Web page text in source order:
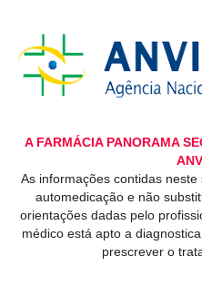
A FARMÁCIA PANORAMA
As informações contidas
automedicação e não
orientações dadas pelo
médico está apto a
prescrever o